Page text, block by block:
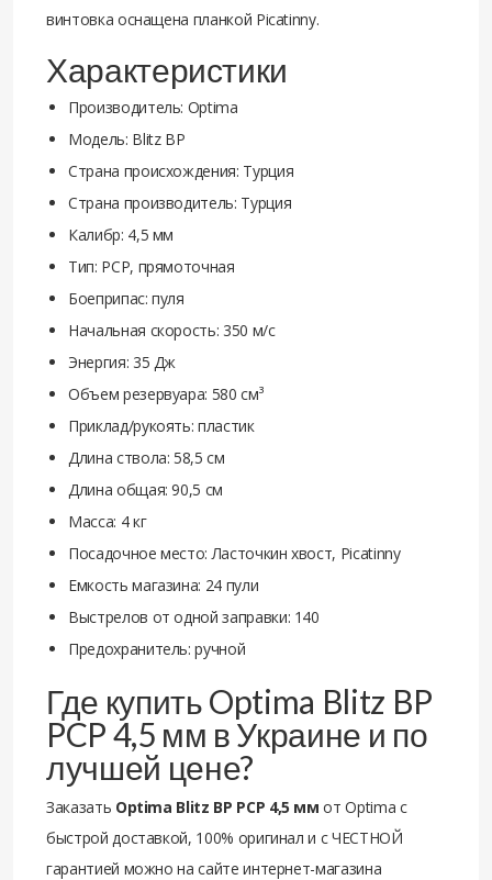
винтовка оснащена планкой Picatinny.
Характеристики
Производитель: Optima
Модель: Blitz BP
Страна происхождения: Турция
Страна производитель: Турция
Калибр: 4,5 мм
Тип: PCP, прямоточная
Боеприпас: пуля
Начальная скорость: 350 м/с
Энергия: 35 Дж
Объем резервуара: 580 см³
Приклад/рукоять: пластик
Длина ствола: 58,5 см
Длина общая: 90,5 см
Масса: 4 кг
Посадочное место: Ласточкин хвост, Picatinny
Емкость магазина: 24 пули
Выстрелов от одной заправки: 140
Предохранитель: ручной
Где купить Optima Blitz BP
PCP 4,5 мм в Украине и по
лучшей цене?
Заказать Optima Blitz BP PCP 4,5 мм от Optima с
быстрой доставкой, 100% оригинал и с ЧЕСТНОЙ
гарантией можно на сайте интернет-магазина